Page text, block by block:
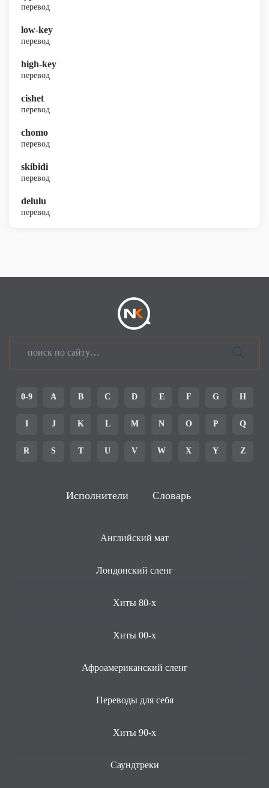
перевод
low-key
перевод
high-key
перевод
cishet
перевод
chomo
перевод
skibidi
перевод
delulu
перевод
0-9 A B C D E F G H
I J K L M N O P Q
R S T U V W X Y Z
Исполнители Словарь
Английский мат
Лондонский сленг
Хиты 80-х
Хиты 00-х
Афроамериканский сленг
Переводы для себя
Хиты 90-х
Саундтреки